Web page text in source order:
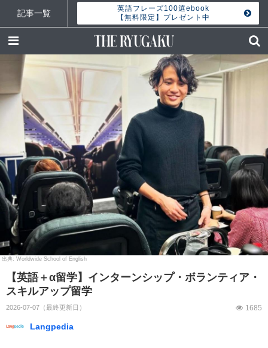
記事一覧
英語フレーズ100選ebook
【無料限定】プレゼント中
Worldwide School of English
【英語＋α留学】インターンシップ・ボランティア・
スキルアップ留学
2026-07-07 1685
Langpedia